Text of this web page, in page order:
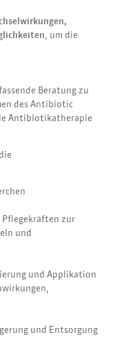
, um die
Beratung zu
des Antibiotic
Antibiotikatherapie
zur
und
und Applikation
und Entsorgung